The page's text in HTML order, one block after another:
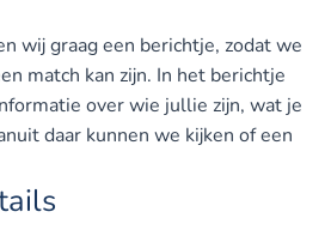
wij graag een berichtje, zodat we
match kan zijn. In het berichtje
over wie jullie zijn, wat je
daar kunnen we kijken of een